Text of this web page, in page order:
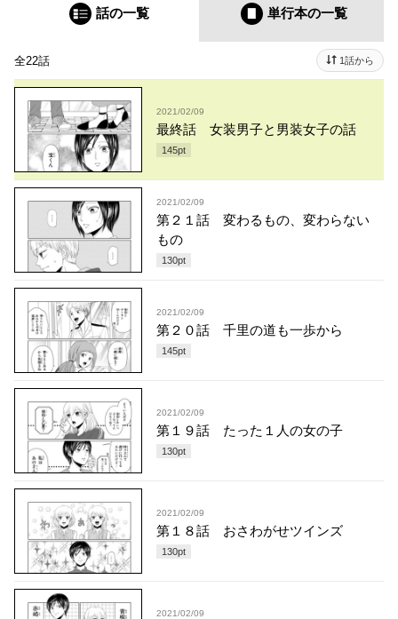
話の一覧 単行本の一覧
全22話 1話から
2021/02/09
最終話 女装男子と男装女子の話
145pt
2021/02/09
第２１話 変わるもの、変わらない
もの
130pt
2021/02/09
第２０話 千里の道も一歩から
145pt
2021/02/09
第１９話 たった１人の女の子
130pt
2021/02/09
第１８話 おさわがせツインズ
130pt
2021/02/09